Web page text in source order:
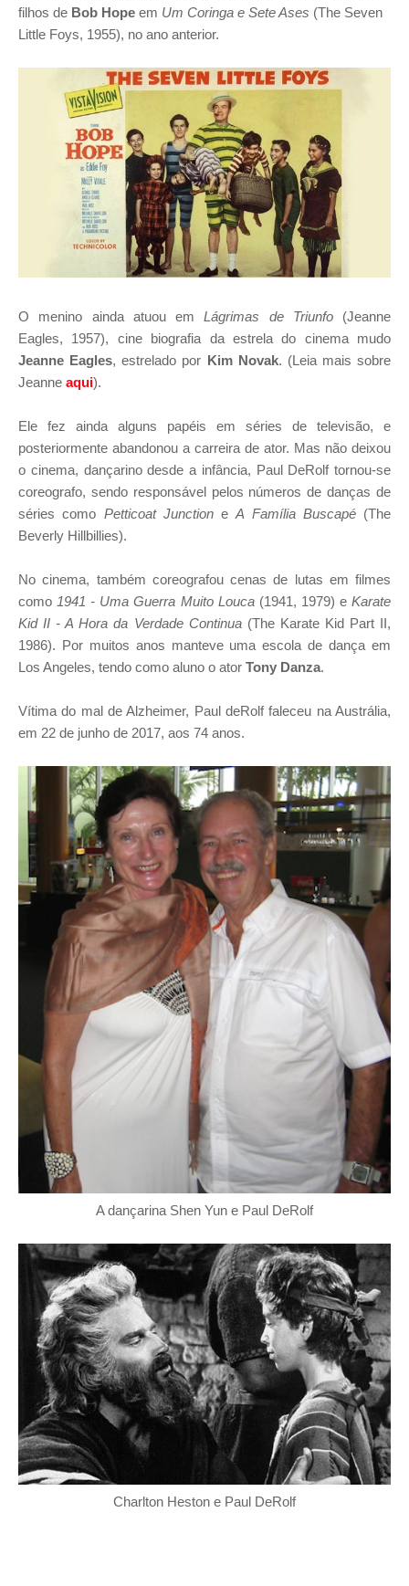
filhos de Bob Hope em Um Coringa e Sete Ases (The Seven
Little Foys, 1955), no ano anterior.
O menino ainda atuou emLágrimas de Triunfo(Jeanne
Eagles, 1957), cine biografia da estrela do cinema mudo
Jeanne Eagles, estrelado por Kim Novak. (Leia mais sobre
Jeanne aqui).
Ele fez ainda alguns papéis em séries de televisão, e
posteriormente abandonou a carreira de ator. Mas não deixou
o cinema, dançarino desde a infância, Paul DeRolf tornou-se
coreografo, sendo responsável pelos números de danças de
séries como Petticoat JunctioneA Família Buscapé(The
Beverly Hillbillies).
No cinema, também coreografou cenas de lutas em filmes
como 1941 - Uma Guerra Muito Louca (1941, 1979) eKarate
Kid II - A Hora da Verdade Continua(The Karate Kid Part II,
1986). Por muitos anos manteve uma escola de dança em
Los Angeles, tendo como aluno o ator Tony Danza.
Vítima do mal de Alzheimer, Paul deRolf faleceu na Austrália,
em 22 de junho de 2017, aos 74 anos.
A dançarina Shen Yun e Paul DeRolf
Charlton Heston e Paul DeRolf